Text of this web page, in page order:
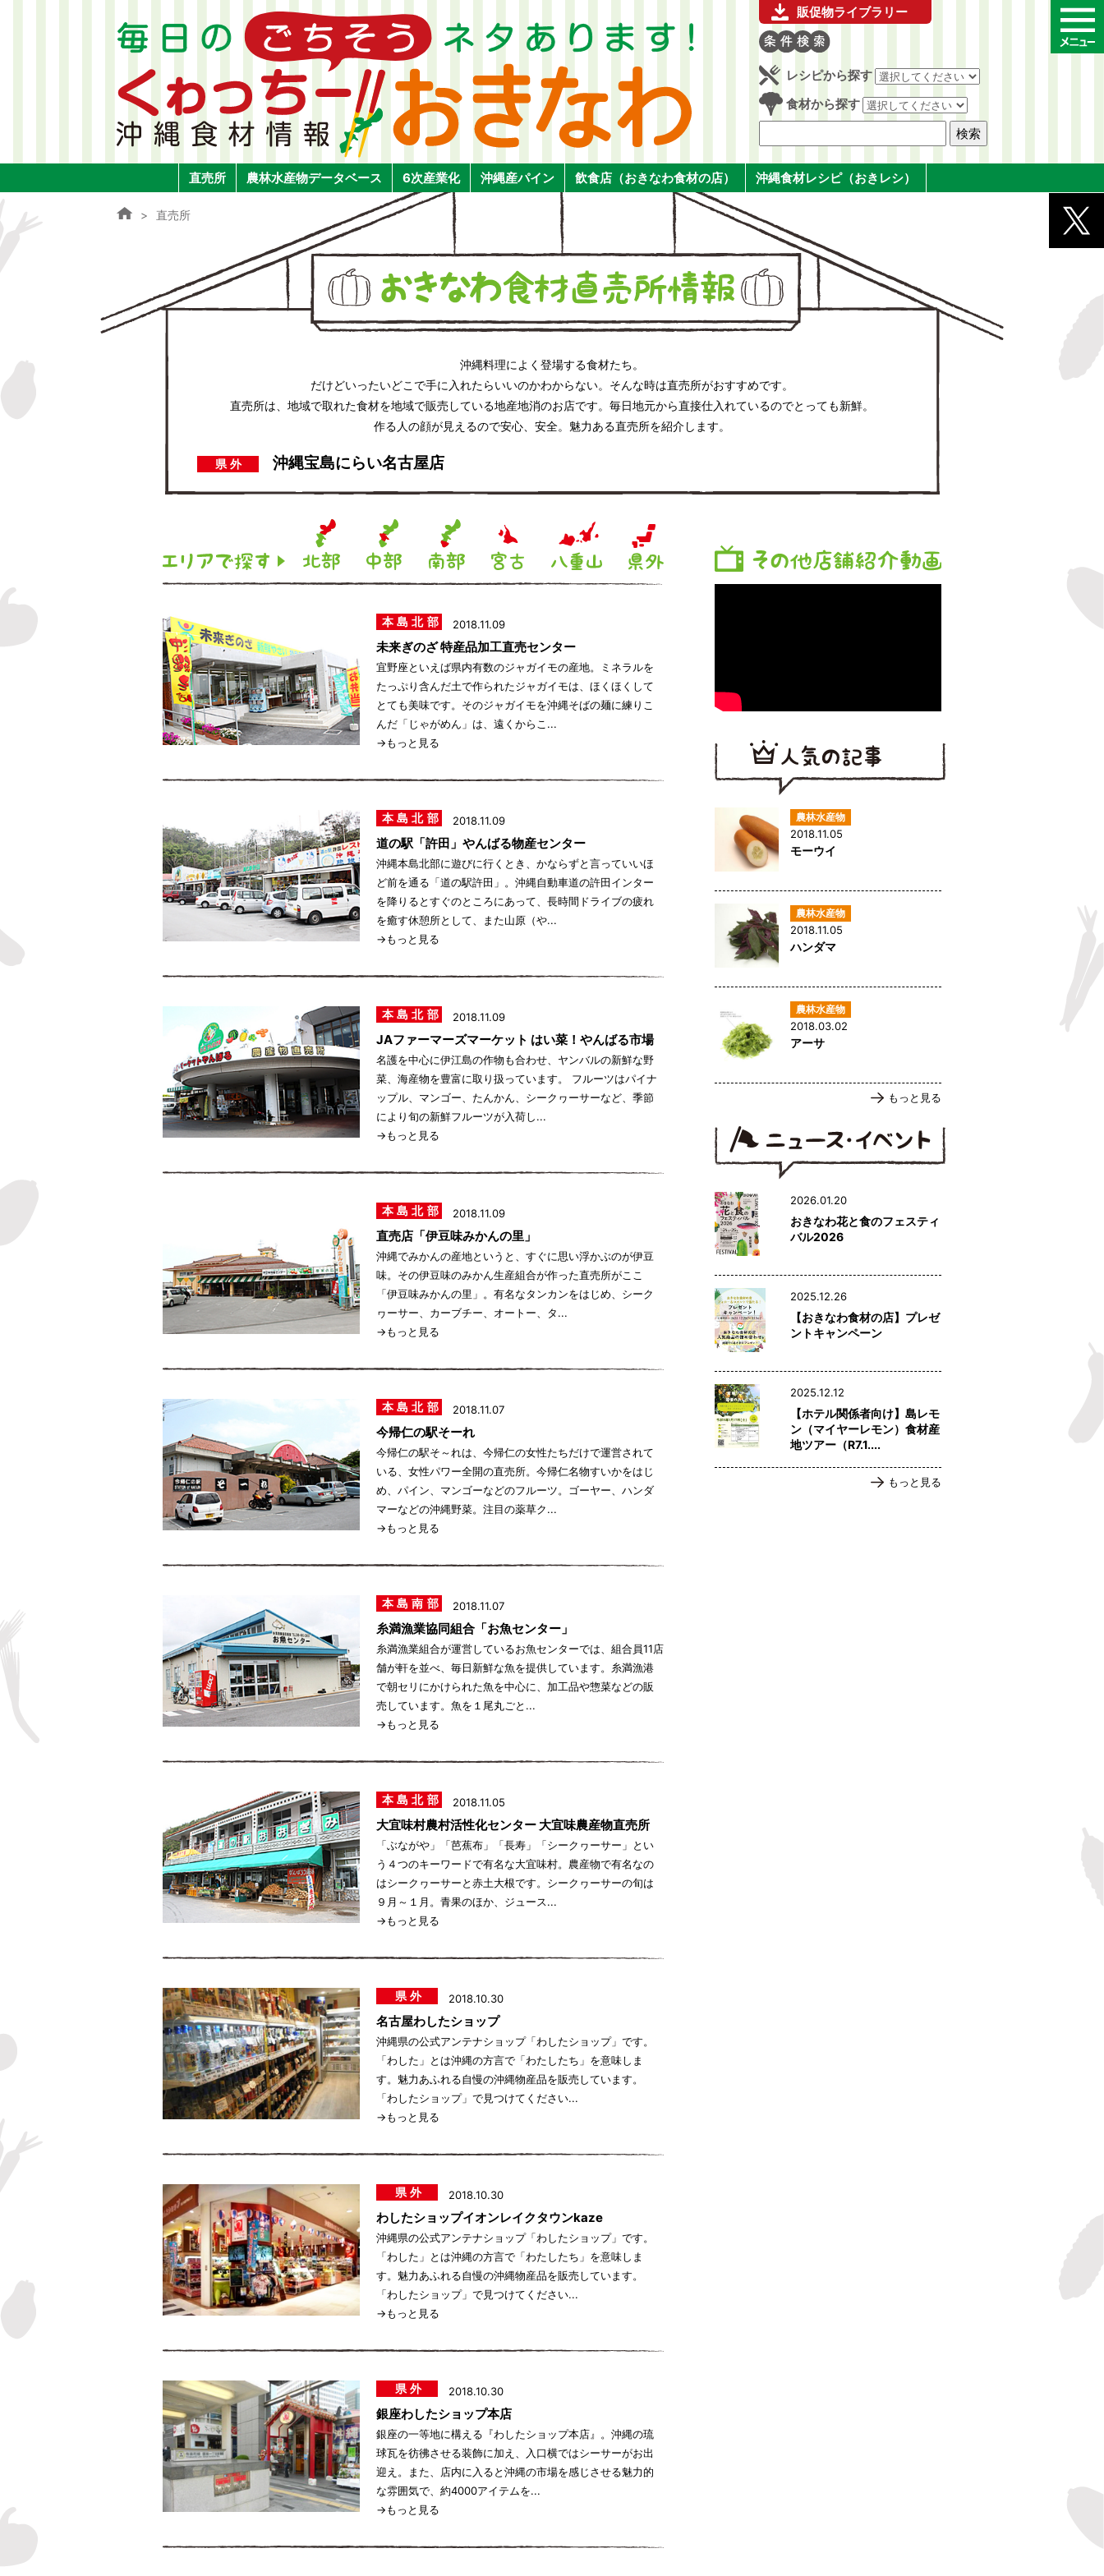
販促物ライブラリー
レシピから探す
食材から探す
直売所 農林水産物データベース 6次産業化 沖縄産パイン 飲食店（おきなわ食材の店） 沖縄食材レシピ（おきレシ）
直売所
沖縄料理によく登場する食材たち。
だけどいったいどこで手に入れたらいいのかわからない。そんな時は直売所がおすすめです。
直売所は、地域で取れた食材を地域で販売している地産地消のお店です。毎日地元から直接仕入れているのでとっても新鮮。
作る人の顔が見えるので安心、安全。魅力ある直売所を紹介します。
県外 沖縄宝島にらい名古屋店
本島北部 2018.11.09
未来ぎのざ 特産品加工直売センター
宜野座といえば県内有数のジャガイモの産地。ミネラルを
たっぷり含んだ土で作られたジャガイモは、ほくほくして
とても美味です。そのジャガイモを沖縄そばの麺に練りこ
んだ「じゃがめん」は、遠くからこ...
→もっと見る
本島北部 2018.11.09
道の駅「許田」やんばる物産センター
沖縄本島北部に遊びに行くとき、かならずと言っていいほ
ど前を通る「道の駅許田」。沖縄自動車道の許田インター
を降りるとすぐのところにあって、長時間ドライブの疲れ
を癒す休憩所として、また山原（や...
→もっと見る
本島北部 2018.11.09
JAファーマーズマーケット はい菜！やんばる市場
名護を中心に伊江島の作物も合わせ、ヤンバルの新鮮な野
菜、海産物を豊富に取り扱っています。 フルーツはパイナ
ップル、マンゴー、たんかん、シークヮーサーなど、季節
により旬の新鮮フルーツが入荷し...
→もっと見る
本島北部 2018.11.09
直売店「伊豆味みかんの里」
沖縄でみかんの産地というと、すぐに思い浮かぶのが伊豆
味。その伊豆味のみかん生産組合が作った直売所がここ
「伊豆味みかんの里」。有名なタンカンをはじめ、シーク
ヮーサー、カーブチー、オートー、タ...
→もっと見る
本島北部 2018.11.07
今帰仁の駅そーれ
今帰仁の駅そ～れは、今帰仁の女性たちだけで運営されて
いる、女性パワー全開の直売所。今帰仁名物すいかをはじ
め、パイン、マンゴーなどのフルーツ。ゴーヤー、ハンダ
マーなどの沖縄野菜。注目の薬草ク...
→もっと見る
本島南部 2018.11.07
糸満漁業協同組合「お魚センター」
糸満漁業組合が運営しているお魚センターでは、組合員11店
舗が軒を並べ、毎日新鮮な魚を提供しています。糸満漁港
で朝セリにかけられた魚を中心に、加工品や惣菜などの販
売しています。魚を１尾丸ごと...
→もっと見る
本島北部 2018.11.05
大宜味村農村活性化センター 大宜味農産物直売所
「ぶながや」「芭蕉布」「長寿」「シークヮーサー」とい
う４つのキーワードで有名な大宜味村。農産物で有名なの
はシークヮーサーと赤土大根です。シークヮーサーの旬は
９月～１月。青果のほか、ジュース...
→もっと見る
県外 2018.10.30
名古屋わしたショップ
沖縄県の公式アンテナショップ「わしたショップ」です。
「わした」とは沖縄の方言で「わたしたち」を意味しま
す。魅力あふれる自慢の沖縄物産品を販売しています。
「わしたショップ」で見つけてください...
→もっと見る
県外 2018.10.30
わしたショップイオンレイクタウンkaze
沖縄県の公式アンテナショップ「わしたショップ」です。
「わした」とは沖縄の方言で「わたしたち」を意味しま
す。魅力あふれる自慢の沖縄物産品を販売しています。
「わしたショップ」で見つけてください...
→もっと見る
県外 2018.10.30
銀座わしたショップ本店
銀座の一等地に構える『わしたショップ本店』。沖縄の琉
球瓦を彷彿させる装飾に加え、入口横ではシーサーがお出
迎え。また、店内に入ると沖縄の市場を感じさせる魅力的
な雰囲気で、約4000アイテムを...
→もっと見る
2018.11.05
モーウイ
2018.11.05
ハンダマ
2018.03.02
アーサ
もっと見る
2026.01.20
おきなわ花と食のフェスティ
バル2026
2025.12.26
【おきなわ食材の店】プレゼ
ントキャンペーン
2025.12.12
【ホテル関係者向け】島レモ
ン（マイヤーレモン）食材産
地ツアー（R7.1....
もっと見る